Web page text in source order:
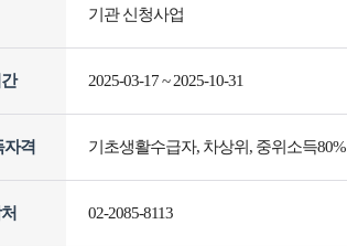
기관 신청사업
2025-03-17 ~ 2025-10-31
자격 기초생활수급자, 차상위, 중위소득80%
02-2085-8113